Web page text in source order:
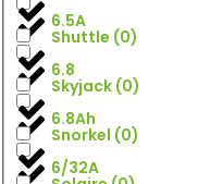
Shuttle (0)
Skyjack (0)
Snorkel (0)
6.5A
6.8
6.8Ah
6/32A